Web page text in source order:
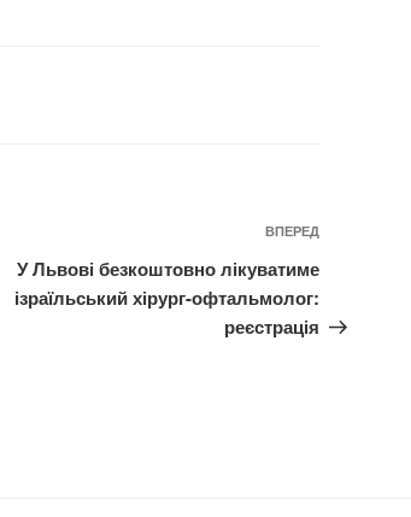
Наступний
запис
ВПЕРЕД
У Львові безкоштовно лікуватиме
ізраїльський хірург-офтальмолог:
реєстрація